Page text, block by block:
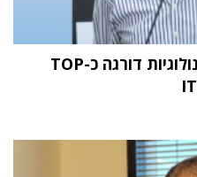
מחקר STKI השנתי: וואן טכנולוגיות דורגה כ-TOP